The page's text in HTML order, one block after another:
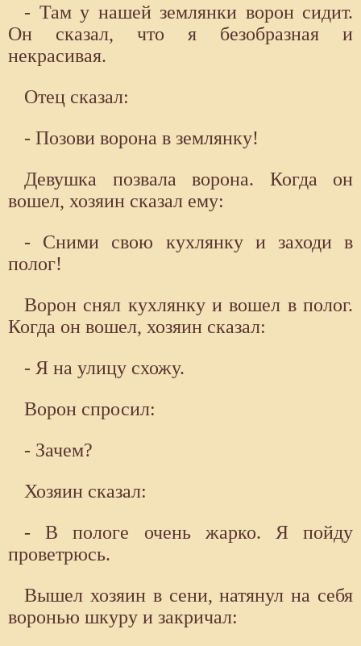
- Там у нашей землянки ворон сидит.
Он сказал, что я безобразная и
некрасивая.
Отец сказал:
- Позови ворона в землянку!
Девушка позвала ворона. Когда он
вошел, хозяин сказал ему:
- Сними свою кухлянку и заходи в
полог!
Ворон снял кухлянку и вошел в полог.
Когда он вошел, хозяин сказал:
- Я на улицу схожу.
Ворон спросил:
- Зачем?
Хозяин сказал:
- В пологе очень жарко. Я пойду
проветрюсь.
Вышел хозяин в сени, натянул на себя
воронью шкуру и закричал: